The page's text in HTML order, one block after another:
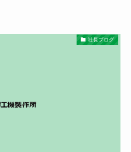
社長ブログ